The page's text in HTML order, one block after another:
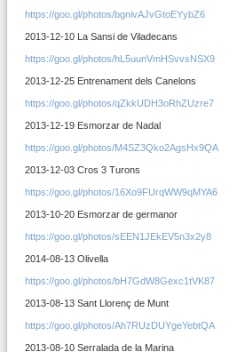
https://goo.gl/photos/bgnivAJvGtoEYybZ6
2013-12-10 La Sansi de Viladecans
https://goo.gl/photos/hL5uunVmHSvvsNSX9
2013-12-25 Entrenament dels Canelons
https://goo.gl/photos/qZkkUDH3oRhZUzre7
2013-12-19 Esmorzar de Nadal
https://goo.gl/photos/M4SZ3Qko2AgsHx9QA
2013-12-03 Cros 3 Turons
https://goo.gl/photos/16Xo9FUrqWW9qMYA6
2013-10-20 Esmorzar de germanor
https://goo.gl/photos/sEEN1JEkEV5n3x2y8
2014-08-13 Olivella
https://goo.gl/photos/bH7GdW8Gexc1tVK87
2013-08-13 Sant Llorenç de Munt
https://goo.gl/photos/Ah7RUzDUYgeYebtQA
2013-08-10 Serralada de la Marina